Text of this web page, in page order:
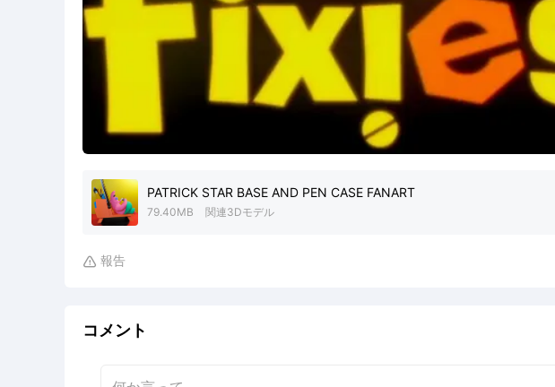
PATRICK STAR BASE AND PEN CASE FANART
79.40MB 関連3Dモデル
 報告
コメント